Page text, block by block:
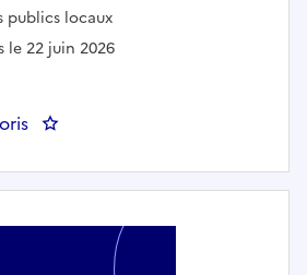
publics locaux
le 22 juin 2026
: Chargé de projets métro